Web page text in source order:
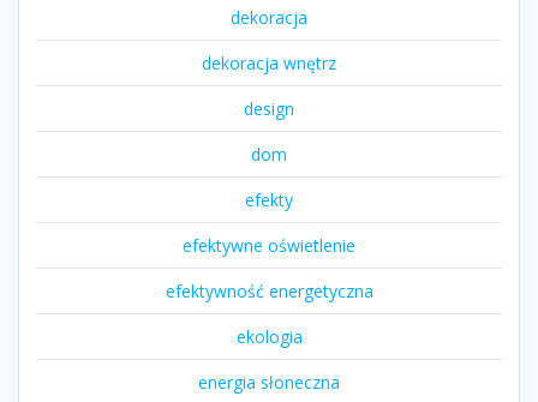
dekoracja
dekoracja wnętrz
design
dom
efekty
efektywne oświetlenie
efektywność energetyczna
ekologia
energia słoneczna